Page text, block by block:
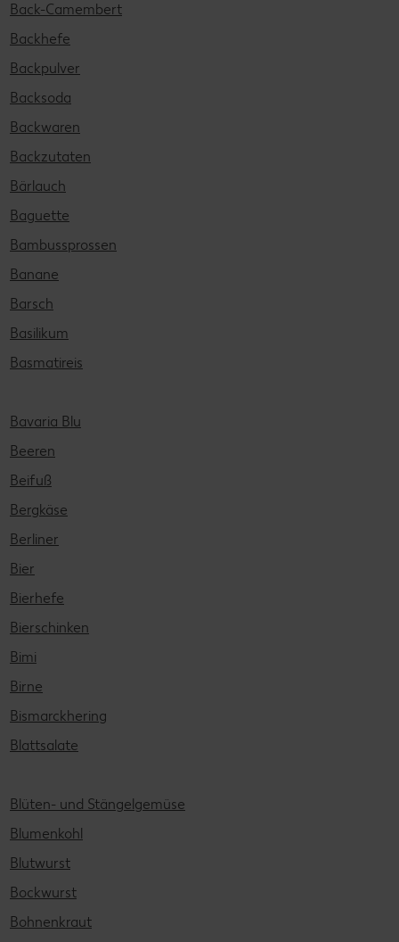
Back-Camembert
Backhefe
Backpulver
Backsoda
Backwaren
Backzutaten
Bärlauch
Baguette
Bambussprossen
Banane
Barsch
Basilikum
Basmatireis
Bavaria Blu
Beeren
Beifuß
Bergkäse
Berliner
Bier
Bierhefe
Bierschinken
Bimi
Birne
Bismarckhering
Blattsalate
Blüten- und Stängelgemüse
Blumenkohl
Blutwurst
Bockwurst
Bohnenkraut